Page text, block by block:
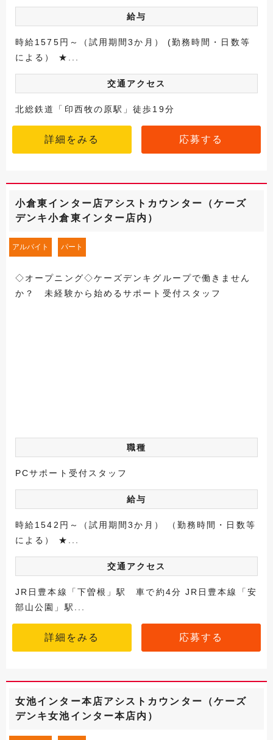
給与
時給1575円～（試用期間3か月） (勤務時間・日数等
による） ★...
交通アクセス
北総鉄道「印西牧の原駅」徒歩19分
詳細をみる 応募する
小倉東インター店アシストカウンター（ケーズ
デンキ小倉東インター店内）
アルバイト パート
◇オープニング◇ケーズデンキグループで働きません
か？ 未経験から始めるサポート受付スタッフ
職種
PCサポート受付スタッフ
給与
時給1542円～（試用期間3か月） （勤務時間・日数等
による） ★...
交通アクセス
JR日豊本線「下曽根」駅 車で約4分 JR日豊本線「安
部山公園」駅...
詳細をみる 応募する
女池インター本店アシストカウンター（ケーズ
デンキ女池インター本店内）